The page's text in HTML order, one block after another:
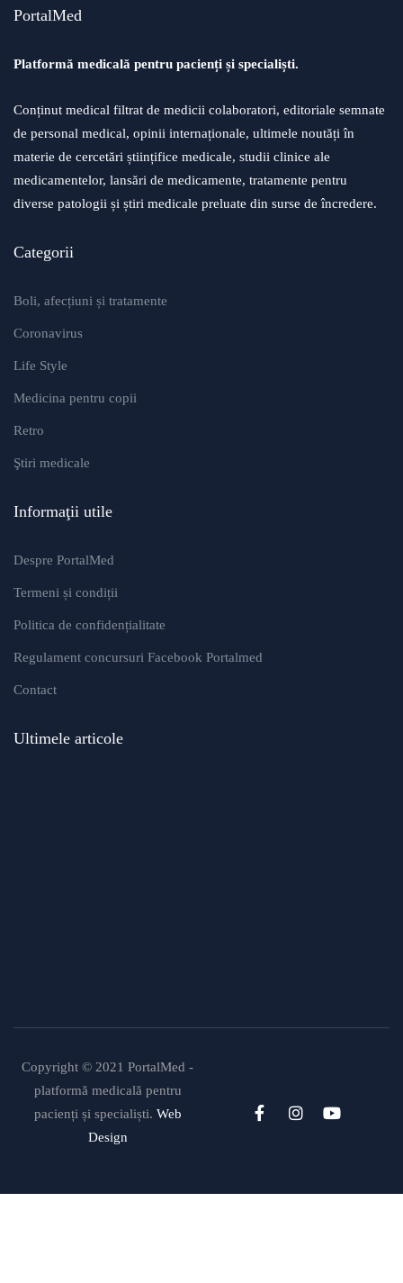
PortalMed
Platformă medicală pentru pacienți și specialiști.
Conținut medical filtrat de medicii colaboratori, editoriale semnate
de personal medical, opinii internaționale, ultimele noutăți în
materie de cercetări științifice medicale, studii clinice ale
medicamentelor, lansări de medicamente, tratamente pentru
diverse patologii și știri medicale preluate din surse de încredere.
Categorii
Boli, afecțiuni și tratamente
Coronavirus
Life Style
Medicina pentru copii
Retro
Ştiri medicale
Informaţii utile
Despre PortalMed
Termeni și condiții
Politica de confidențialitate
Regulament concursuri Facebook Portalmed
Contact
Ultimele articole
Copyright © 2021 PortalMed -
platformă medicală pentru
pacienți și specialiști. Web
Design